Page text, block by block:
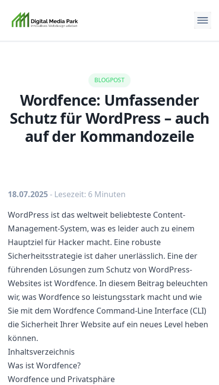
BLOGPOST
Wordfence: Umfassender
Schutz für WordPress – auch
auf der Kommandozeile
18.07.2025- Lesezeit: 6 Minuten
WordPress ist das weltweit beliebteste Content-
Management-System, was es leider auch zu einem
Hauptziel für Hacker macht. Eine robuste
Sicherheitsstrategie ist daher unerlässlich. Eine der
führenden Lösungen zum Schutz von WordPress-
Websites istWordfence. In diesem Beitrag beleuchten
wir, was Wordfence so leistungsstark macht und wie
Sie mit dem Wordfence Command-Line Interface (CLI)
die Sicherheit Ihrer Website auf ein neues Level heben
können.
Inhaltsverzeichnis
Was ist Wordfence?
Wordfence und Privatsphäre